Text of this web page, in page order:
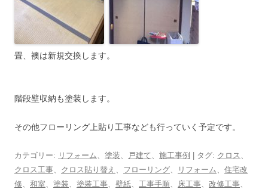
畳、襖は新規交換します。
階段壁収納も塗装します。
その他フローリング上貼り工事なども行っていく予定です。
カテゴリー: リフォーム、 塗装、 戸建て、 施工事例 | タグ: クロス 、
クロス工事、 クロス貼り替え 、 フローリング、 リフォーム、 住宅改
修、 和室、 塗装、 塗装工事、 壁紙、 工事手順、 床工事、 改修工事、